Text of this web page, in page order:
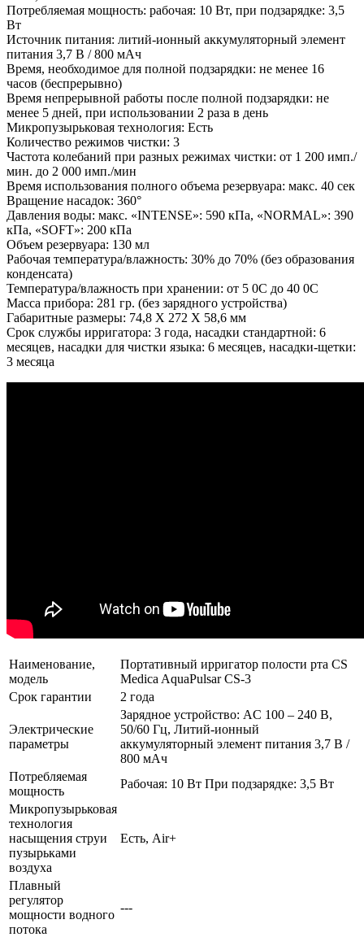
Потребляемая мощность: рабочая: 10 Вт, при подзарядке: 3,5
Вт
Источник питания: литий-ионный аккумуляторный элемент
питания 3,7 В / 800 мАч
Время, необходимое для полной подзарядки: не менее 16
часов (беспрерывно)
Время непрерывной работы после полной подзарядки: не
менее 5 дней, при использовании 2 раза в день
Микропузырьковая технология: Есть
Количество режимов чистки: 3
Частота колебаний при разных режимах чистки: от 1 200 имп./
мин. до 2 000 имп./мин
Время использования полного объема резервуара: макс. 40 сек
Вращение насадок: 360°
Давления воды: макс. «INTENSE»: 590 кПа, «NORMAL»: 390
кПа, «SOFT»: 200 кПа
Объем резервуара: 130 мл
Рабочая температура/влажность: 30% до 70% (без образования
конденсата)
Температура/влажность при хранении: от 5 0С до 40 0С
Масса прибора: 281 гр. (без зарядного устройства)
Габаритные размеры: 74,8 X 272 X 58,6 мм
Срок службы ирригатора: 3 года, насадки стандартной: 6
месяцев, насадки для чистки языка: 6 месяцев, насадки-щетки:
3 месяца
Наименование,
модель
Портативный ирригатор полости рта CS
Medica AquaPulsar CS-3
Срок гарантии
2 года
Электрические
параметры
Зарядное устройство: AC 100 – 240 В,
50/60 Гц, Литий-ионный
аккумуляторный элемент питания 3,7 В /
800 мАч
Потребляемая
мощность
Рабочая: 10 Вт При подзарядке: 3,5 Вт
Микропузырьковая
технология
насыщения струи
пузырьками
воздуха
Есть, Air+
Плавный
регулятор
мощности водного
потока
---